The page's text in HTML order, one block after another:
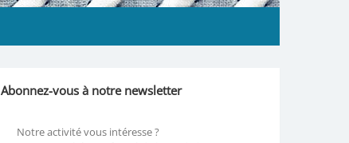
Abonnez-vous à notre newsletter
Notre activité vous intéresse ?